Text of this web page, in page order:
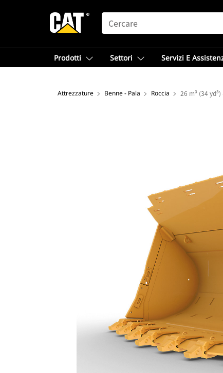
SEARCH
Prodotti Settori Servizi E
Attrezzature Benne - Pala Roccia 26 m³ (34